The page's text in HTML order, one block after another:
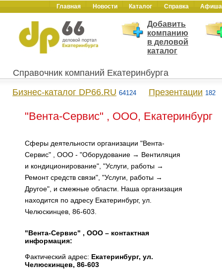
Главная Новости Каталог Справка Афиша
Добавить
компанию
в деловой
каталог
Справочник компаний Екатеринбурга
Бизнес-каталог DP66.RU 64124 Презентации 182
"Вента-Сервис" , ООО, Екатеринбург
Сферы деятельности организации "Вента-
Сервис" , ООО - "Оборудование → Вентиляция
и кондиционирование", "Услуги, работы →
Ремонт средств связи", "Услуги, работы →
Другое", и смежные области. Наша организация
находится по адресу Екатеринбург, ул.
Челюскинцев, 86-603.
"Вента-Сервис" , ООО – контактная
информация:
Фактический адрес: Екатеринбург, ул.
Челюскинцев, 86-603